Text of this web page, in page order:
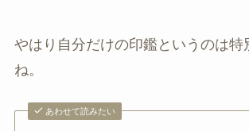
やはり自分だけの印鑑というのは特
ね。
あわせて読みたい